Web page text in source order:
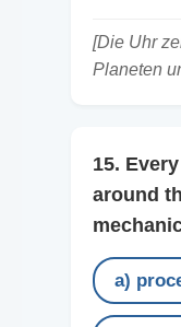
[Die Uhr
Planeten
15.
around
a)